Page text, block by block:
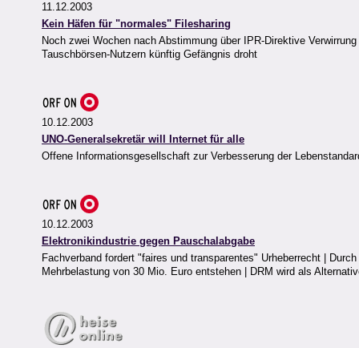
11.12.2003
Kein Häfen für "normales" Filesharing
Noch zwei Wochen nach Abstimmung über IPR-Direktive
Tauschbörsen-Nutzern künftig Gefängnis droht
10.12.2003
UNO-Generalsekretär will Internet für alle
Offene Informationsgesellschaft zur Verbesserung der
10.12.2003
Elektronikindustrie gegen Pauschalabgabe
Fachverband fordert "faires und transparentes" Urheberrecht |
Mehrbelastung von 30 Mio. Euro entstehen | DRM wird als